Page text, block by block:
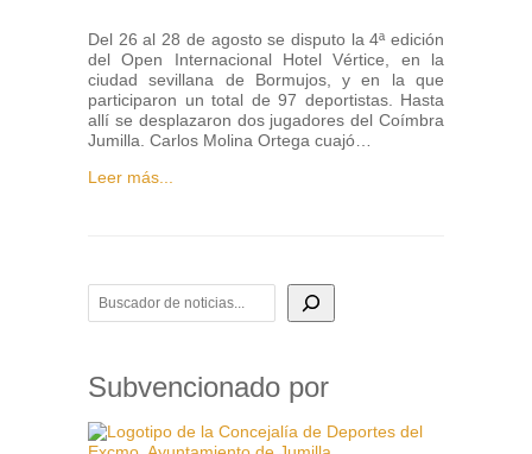
Del 26 al 28 de agosto se disputo la 4ª edición
del Open Internacional Hotel Vértice, en la
ciudad sevillana de Bormujos, y en la que
participaron un total de 97 deportistas. Hasta
allí se desplazaron dos jugadores del Coímbra
Jumilla. Carlos Molina Ortega cuajó…
Leer más...
BUSCADOR DE NOTICIAS
Subvencionado por